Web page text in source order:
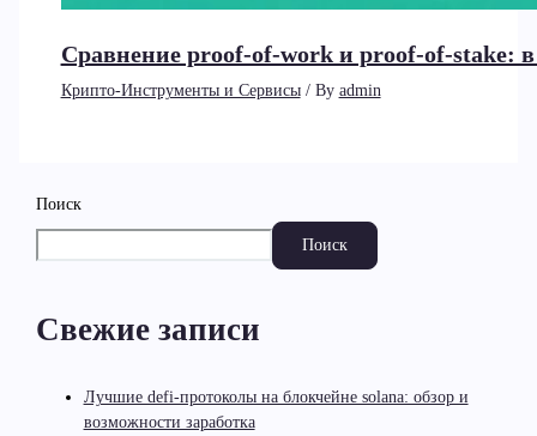
Сравнение proof-of-work и proof-of-stake:
Крипто-Инструменты и Сервисы/ By admin
Поиск
Поиск
Свежие записи
Лучшие defi-протоколы на блокчейне solana: обзор и
возможности заработка